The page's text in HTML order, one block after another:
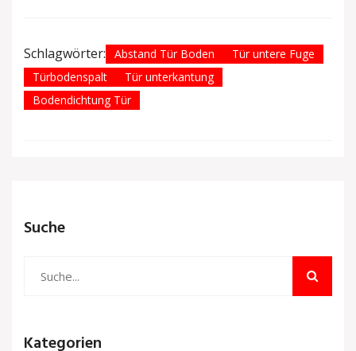
Schlagwörter: Abstand Tür Boden
Tür untere Fuge
Türbodenspalt
Tür unterkantung
Bodendichtung Tür
Suche
Kategorien